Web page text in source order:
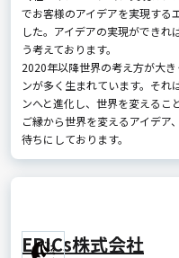
でお客様のアイデアを実現する
した。アイデアの実現ができ
う考えております。
2020年以降世界の考え方が大
ンが多く生まれています。それ
ンへと進化し、世界を変えるこ
ご縁から世界を変えるアイデア
待ちにしております。
EPICs株式会社